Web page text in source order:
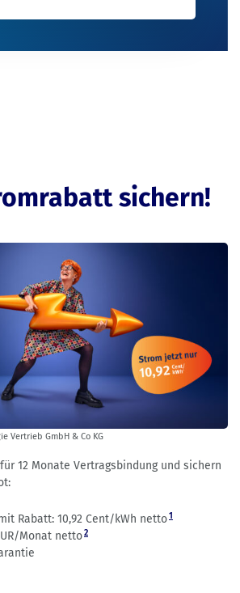
sichern!
Vertrieb GmbH & Co KG
12 Monate Vertragsbindung und sichern
Rabatt: 10,92 Cent/kWh netto1
Monat netto2